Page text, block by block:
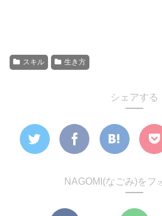
スキル 生き方
シェアする
NAGOMI(なごみ)をフ